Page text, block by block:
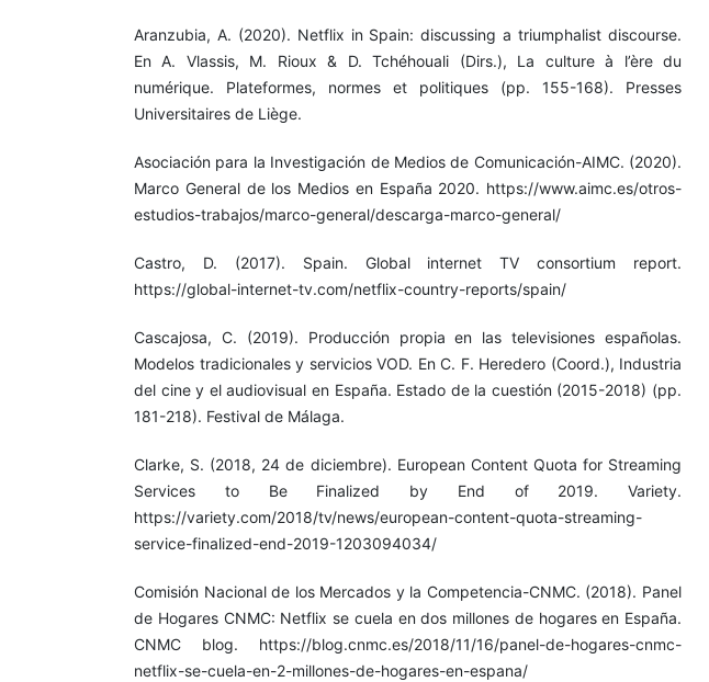
Aranzubia, A. (2020). Netflix in Spain: discussing a triumphalist discourse.
En A. Vlassis, M. Rioux & D. Tchéhouali (Dirs.), La culture à l’ère du
numérique. Plateformes, normes et politiques (pp. 155-168). Presses
Universitaires de Liège.
Asociación para la Investigación de Medios de Comunicación-AIMC. (2020).
Marco General de los Medios en España 2020. https://www.aimc.es/otros-
estudios-trabajos/marco-general/descarga-marco-general/
Castro, D. (2017). Spain. Global internet TV consortium report.
https://global-internet-tv.com/netflix-country-reports/spain/
Cascajosa, C. (2019). Producción propia en las televisiones españolas.
Modelos tradicionales y servicios VOD. En C. F. Heredero (Coord.), Industria
del cine y el audiovisual en España. Estado de la cuestión (2015-2018) (pp.
181-218). Festival de Málaga.
Clarke, S. (2018, 24 de diciembre). European Content Quota for Streaming
Services to Be Finalized by End of 2019. Variety.
https://variety.com/2018/tv/news/european-content-quota-streaming-
service-finalized-end-2019-1203094034/
Comisión Nacional de los Mercados y la Competencia-CNMC. (2018). Panel
de Hogares CNMC: Netflix se cuela en dos millones de hogares en España.
CNMC blog. https://blog.cnmc.es/2018/11/16/panel-de-hogares-cnmc-
netflix-se-cuela-en-2-millones-de-hogares-en-espana/